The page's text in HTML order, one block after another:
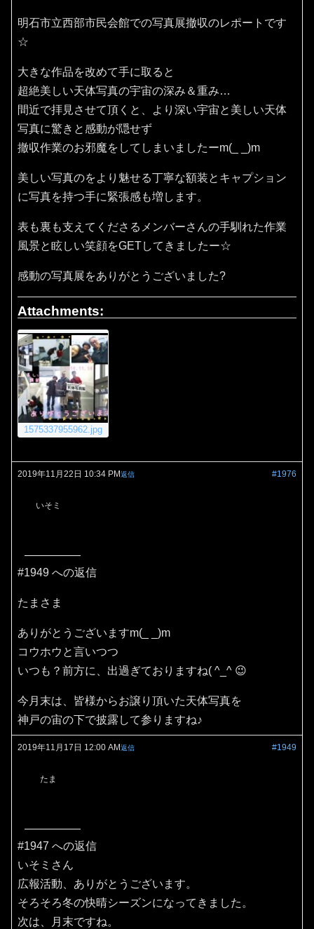
明石市立西部市民会館での写真展撤収のレポートです
☆
大きな作品を改めて手に取ると
超絶美しい天体写真の宇宙の深み＆重み…
間近で拝見させて頂くと、より深い宇宙と美しい天体
写真に驚きと感動が隠せず
撤収作業のお邪魔をしてしまいましたーm(_ _)m
美しい写真のをより魅せる丁寧な額装とキャプション
に写真を持つ手に緊張感も増します。
表も裏も支えてくださるメンバーさんの手馴れた作業
風景と眩しい笑顔をGETしてきましたー☆
感動の写真展をありがとうございました?
Attachments:
1575337955962.jpg
2019年11月22日 10:34 PM #1976
返信
いそミ
#1949 への返信
たまさま
ありがとうございますm(_ _)m
コウホウと言いつつ
いつも？前方に、出過ぎておりますね( ^_^ 😉
今月末は、皆様からお譲り頂いた天体写真を
神戸の宙の下で披露して参りますね♪
2019年11月17日 12:00 AM #1949
返信
たま
#1947 への返信
いそミさん
広報活動、ありがとうございます。
そろそろ冬の快晴シーズンになってきました。
次は、月末ですね。